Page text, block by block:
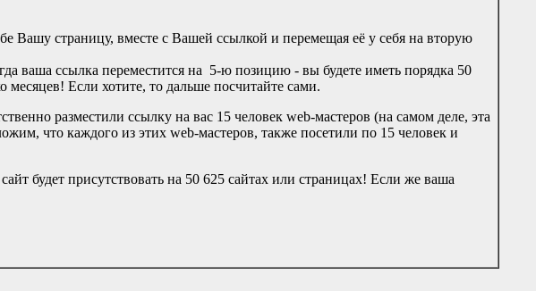
Вашу страницу, вместе с Вашей ссылкой и перемещая её у себя на вторую
ваша ссылка переместится на 5-ю позицию - вы будете иметь порядка 50
месяцев! Если хотите, то дальше посчитайте сами.
разместили ссылку на вас 15 человек web-мастеров (на самом деле, эта
что каждого из этих web-мастеров, также посетили по 15 человек и
будет присутствовать на 50 625 сайтах или страницах! Если же ваша